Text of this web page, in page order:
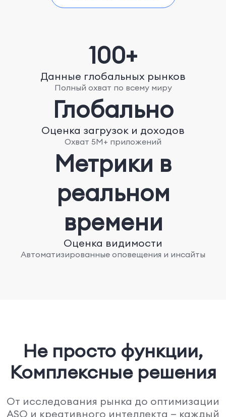
100+
Данные глобальных рынков
Полный охват по всему миру
Глобально
Оценка загрузок и доходов
Охват 5М+ приложений
Метрики в
реальном
времени
Оценка видимости
Автоматизированные оповещения и инсайты
Не просто функции,
Комплексные решения
От исследования рынка до оптимизации
ASO и креативного интеллекта — каждый